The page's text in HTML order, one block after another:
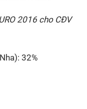
2016 cho CĐV
32%